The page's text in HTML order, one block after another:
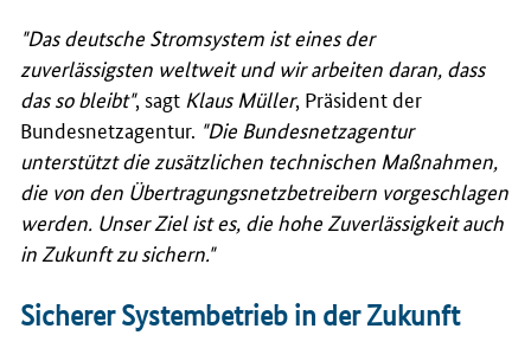
"Das deutsche Stromsystem ist eines der
zuverlässigsten weltweit und wir arbeiten daran, dass
das so bleibt", sagt Klaus Müller, Präsident der
Bundesnetzagentur. "Die Bundesnetzagentur
unterstützt die zusätzlichen technischen Maßnahmen,
die von den Übertragungsnetzbetreibern vorgeschlagen
werden. Unser Ziel ist es, die hohe Zuverlässigkeit auch
in Zukunft zu sichern."
Sicherer Systembetrieb in der Zukunft